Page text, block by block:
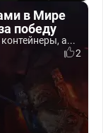
в Мире
победу
а...
2